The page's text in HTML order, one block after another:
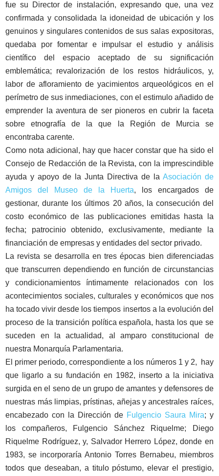
fue su Director de instalación, expresando que, una vez
confirmada y consolidada la idoneidad de ubicación y los
genuinos y singulares contenidos de sus salas expositoras,
quedaba por fomentar e impulsar el estudio y análisis
científico del espacio aceptado de su significación
emblemática; revalorización de los restos hidráulicos, y,
labor de afloramiento de yacimientos arqueológicos en el
perímetro de sus inmediaciones, con el estimulo añadido de
emprender la aventura de ser pioneros en cubrir la faceta
sobre etnografía de la que la Región de Murcia se
encontraba carente.
Como nota adicional, hay que hacer constar que ha sido el
Consejo de Redacción de la Revista, con la imprescindible
ayuda y apoyo de la Junta Directiva de la Asociación de
Amigos del Museo de la Huerta, los encargados de
gestionar, durante los últimos 20 años, la consecución del
costo económico de las publicaciones emitidas hasta la
fecha; patrocinio obtenido, exclusivamente, mediante la
financiación de empresas y entidades del sector privado.
La revista se desarrolla en tres épocas bien diferenciadas
que transcurren dependiendo en función de circunstancias
y condicionamientos íntimamente relacionados con los
acontecimientos sociales, culturales y económicos que nos
ha tocado vivir desde los tiempos insertos a la evolución del
proceso de la transición política española, hasta los que se
suceden en la actualidad, al amparo constitucional de
nuestra Monarquía Parlamentaria.
El primer periodo, correspondiente a los números 1 y 2, hay
que ligarlo a su fundación en 1982, inserto a la iniciativa
surgida en el seno de un grupo de amantes y defensores de
nuestras más limpias, prístinas, añejas y ancestrales raíces,
encabezado con la Dirección de Fulgencio Saura Mira; y
los compañeros, Fulgencio Sánchez Riquelme; Diego
Riquelme Rodríguez, y, Salvador Herrero López, donde en
1983, se incorporaría Antonio Torres Bernabeu, miembros
todos que deseaban, a titulo póstumo, elevar el prestigio,